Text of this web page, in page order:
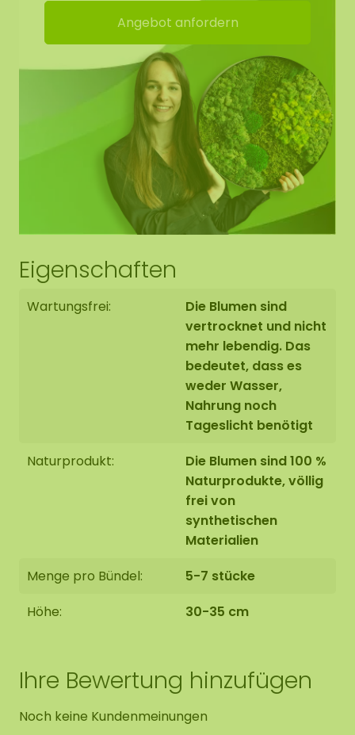
Steht für ein grünes und farbenfrohes
Langlebig / sehr farbecht
Benötigt keine Pflege (kein Gießen)
Kein Tageslicht erforderlich
Kein Beschneiden
Keine Düngung
Angebot anfordern
Eigenschaften
Wartungsfrei:
Die Blumen sind
vertrocknet und nicht
mehr lebendig. Das
bedeutet, dass es
weder Wasser,
Nahrung noch
Tageslicht benötigt
Naturprodukt:
Die Blumen sind 100 %
Naturprodukte, völlig
frei von
synthetischen
Materialien
Menge pro Bündel:
5-7 stücke
Höhe:
30-35 cm
Ihre Bewertung hinzufügen
Noch keine Kundenmeinungen